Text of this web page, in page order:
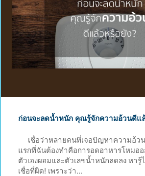
ก่อนจะลดน้ำหนัก คุณรู้จักความอ้วนดีแ
เชื่อว่าหลายคนที่เจอปัญหาความอ้ว
แรกที่ฉันต้องทำคือการอดอาหารโหมออ
ตัวเองผอมและตัวเลขน้ำหนักลดลง หา
เชื่อที่ผิด! เพราะว่า...